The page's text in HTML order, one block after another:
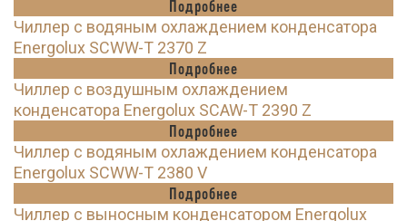
Подробнее
Чиллер с водяным охлаждением конденсатора
Energolux SCWW-T 2370 Z
Подробнее
Чиллер с воздушным охлаждением
конденсатора Energolux SCAW-T 2390 Z
Подробнее
Чиллер с водяным охлаждением конденсатора
Energolux SCWW-T 2380 V
Подробнее
Чиллер с выносным конденсатором Energolux